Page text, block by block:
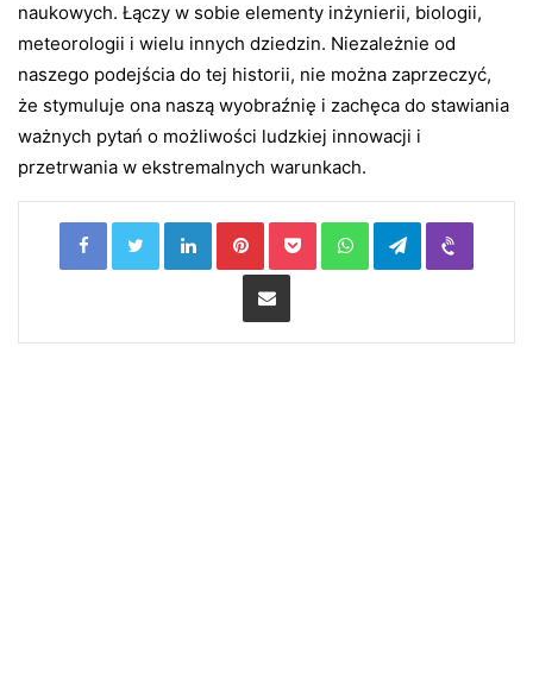
naukowych. Łączy w sobie elementy inżynierii, biologii,
meteorologii i wielu innych dziedzin. Niezależnie od
naszego podejścia do tej historii, nie można zaprzeczyć,
że stymuluje ona naszą wyobraźnię i zachęca do stawiania
ważnych pytań o możliwości ludzkiej innowacji i
przetrwania w ekstremalnych warunkach.
LinkedIn Pinterest Pocket WhatsApp Telegram
Share via Email